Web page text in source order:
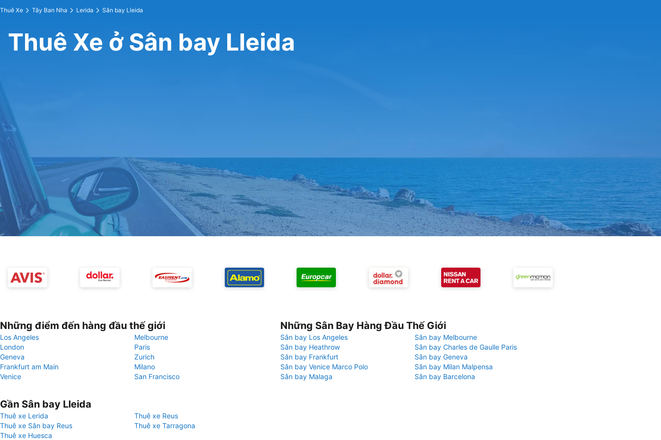
Thuê Xe Tây Ban Nha Lerida Sân bay Lleida
Thuê Xe ở Sân bay Lleida
Những điểm đến hàng đầu thế giới
Los Angeles
Melbourne
London
Paris
Geneva
Zurich
Frankfurt am Main
Milano
Venice
San Francisco
Những Sân Bay Hàng Đầu Thế Giới
Sân bay Los Angeles
Sân bay Melbourne
Sân bay Heathrow
Sân bay Charles de Gaulle Paris
Sân bay Frankfurt
Sân bay Geneva
Sân bay Venice Marco Polo
Sân bay Milan Malpensa
Sân bay Malaga
Sân bay Barcelona
Gần Sân bay Lleida
Thuê xe Lerida
Thuê xe Reus
Thuê xe Sân bay Reus
Thuê xe Tarragona
Thuê xe Huesca